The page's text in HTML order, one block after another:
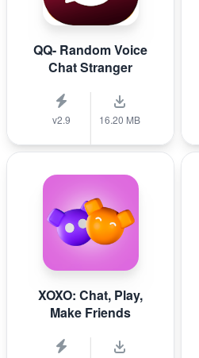
QQ- Random Voice
Chat Stranger
v2.9 16.20 MB
XOXO: Chat, Play,
Make Friends